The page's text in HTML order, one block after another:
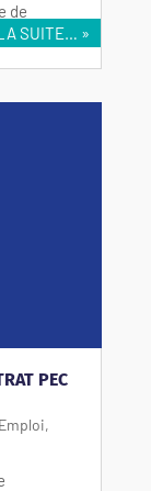
de
SUITE…
PEC
Emploi,